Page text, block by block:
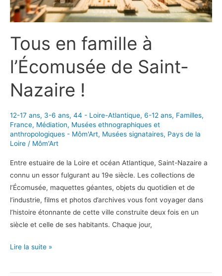
Tous en famille à
l’Écomusée de Saint-
Nazaire !
12-17 ans, 3-6 ans, 44 - Loire-Atlantique, 6-12 ans, Familles,
France, Médiation, Musées ethnographiques et
anthropologiques - Môm'Art, Musées signataires, Pays de la
Loire / Môm'Art
Entre estuaire de la Loire et océan Atlantique, Saint-Nazaire a
connu un essor fulgurant au 19e siècle. Les collections de
l’Écomusée, maquettes géantes, objets du quotidien et de
l’industrie, films et photos d’archives vous font voyager dans
l’histoire étonnante de cette ville construite deux fois en un
siècle et celle de ses habitants. Chaque jour,
Tous
famille
Lire la suite »